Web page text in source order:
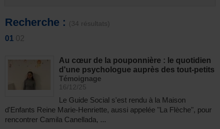
Recherche : (34 résultats)
01 02
Au cœur de la pouponnière : le quotidien
d'une psychologue auprès des tout-petits
Témoignage
16/12/25
Le Guide Social s'est rendu à la Maison
d'Enfants Reine Marie-Henriette, aussi appelée "La Flèche", pour
rencontrer Camila Canellada, ...